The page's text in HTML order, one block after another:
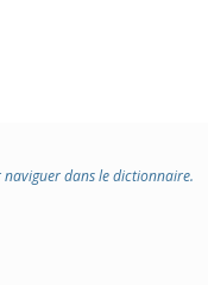
dans le dictionnaire.